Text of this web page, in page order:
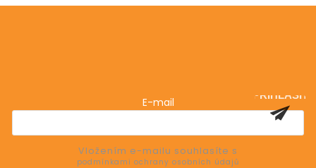
E-mail
Vložením e-mailu souhlasíte s
podmínkami ochrany osobních údajů
PŘIHLÁSIT